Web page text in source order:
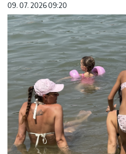
09. 07. 2026 09:20